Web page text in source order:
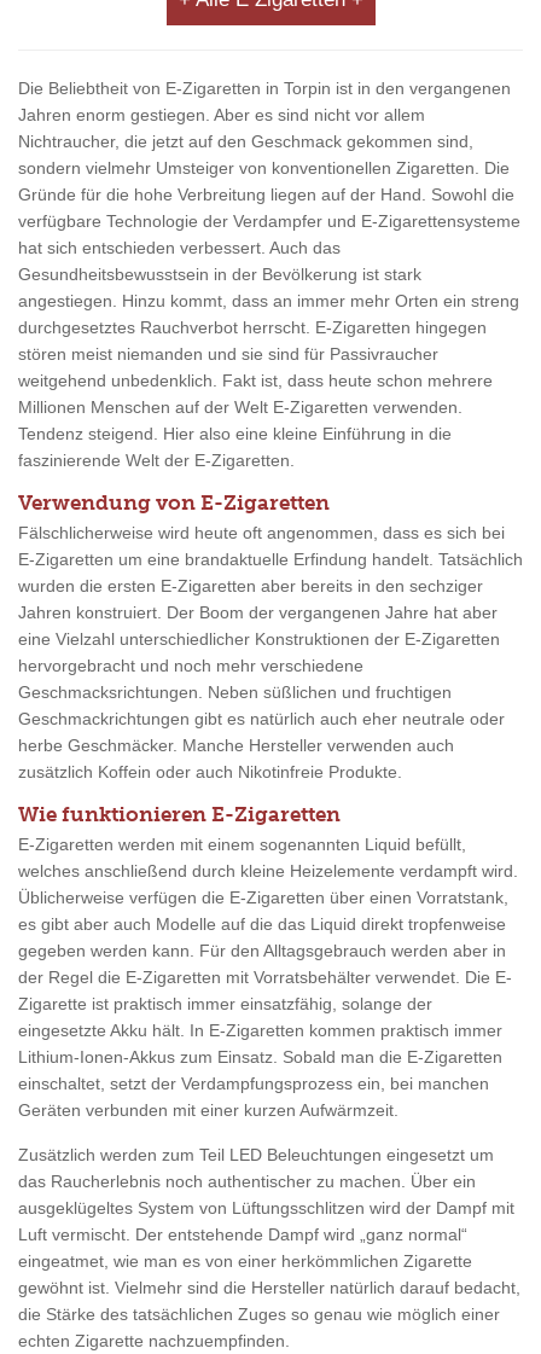
Die Beliebtheit von E-Zigaretten in Torpin ist in den vergangenen
Jahren enorm gestiegen. Aber es sind nicht vor allem
Nichtraucher, die jetzt auf den Geschmack gekommen sind,
sondern vielmehr Umsteiger von konventionellen Zigaretten. Die
Gründe für die hohe Verbreitung liegen auf der Hand. Sowohl die
verfügbare Technologie der Verdampfer und E-Zigarettensysteme
hat sich entschieden verbessert. Auch das
Gesundheitsbewusstsein in der Bevölkerung ist stark
angestiegen. Hinzu kommt, dass an immer mehr Orten ein streng
durchgesetztes Rauchverbot herrscht. E-Zigaretten hingegen
stören meist niemanden und sie sind für Passivraucher
weitgehend unbedenklich. Fakt ist, dass heute schon mehrere
Millionen Menschen auf der Welt E-Zigaretten verwenden.
Tendenz steigend. Hier also eine kleine Einführung in die
faszinierende Welt der E-Zigaretten.
Verwendung von E-Zigaretten
Fälschlicherweise wird heute oft angenommen, dass es sich bei
E-Zigaretten um eine brandaktuelle Erfindung handelt. Tatsächlich
wurden die ersten E-Zigaretten aber bereits in den sechziger
Jahren konstruiert. Der Boom der vergangenen Jahre hat aber
eine Vielzahl unterschiedlicher Konstruktionen der E-Zigaretten
hervorgebracht und noch mehr verschiedene
Geschmacksrichtungen. Neben süßlichen und fruchtigen
Geschmackrichtungen gibt es natürlich auch eher neutrale oder
herbe Geschmäcker. Manche Hersteller verwenden auch
zusätzlich Koffein oder auch Nikotinfreie Produkte.
Wie funktionieren E-Zigaretten
E-Zigaretten werden mit einem sogenannten Liquid befüllt,
welches anschließend durch kleine Heizelemente verdampft wird.
Üblicherweise verfügen die E-Zigaretten über einen Vorratstank,
es gibt aber auch Modelle auf die das Liquid direkt tropfenweise
gegeben werden kann. Für den Alltagsgebrauch werden aber in
der Regel die E-Zigaretten mit Vorratsbehälter verwendet. Die E-
Zigarette ist praktisch immer einsatzfähig, solange der
eingesetzte Akku hält. In E-Zigaretten kommen praktisch immer
Lithium-Ionen-Akkus zum Einsatz. Sobald man die E-Zigaretten
einschaltet, setzt der Verdampfungsprozess ein, bei manchen
Geräten verbunden mit einer kurzen Aufwärmzeit.
Zusätzlich werden zum Teil LED Beleuchtungen eingesetzt um
das Raucherlebnis noch authentischer zu machen. Über ein
ausgeklügeltes System von Lüftungsschlitzen wird der Dampf mit
Luft vermischt. Der entstehende Dampf wird „ganz normal“
eingeatmet, wie man es von einer herkömmlichen Zigarette
gewöhnt ist. Vielmehr sind die Hersteller natürlich darauf bedacht,
die Stärke des tatsächlichen Zuges so genau wie möglich einer
echten Zigarette nachzuempfinden.